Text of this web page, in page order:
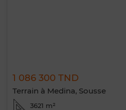
1 086 300 TND
Terrain à Medina, Sousse
3621 m²Bonjour, je suis MIA.